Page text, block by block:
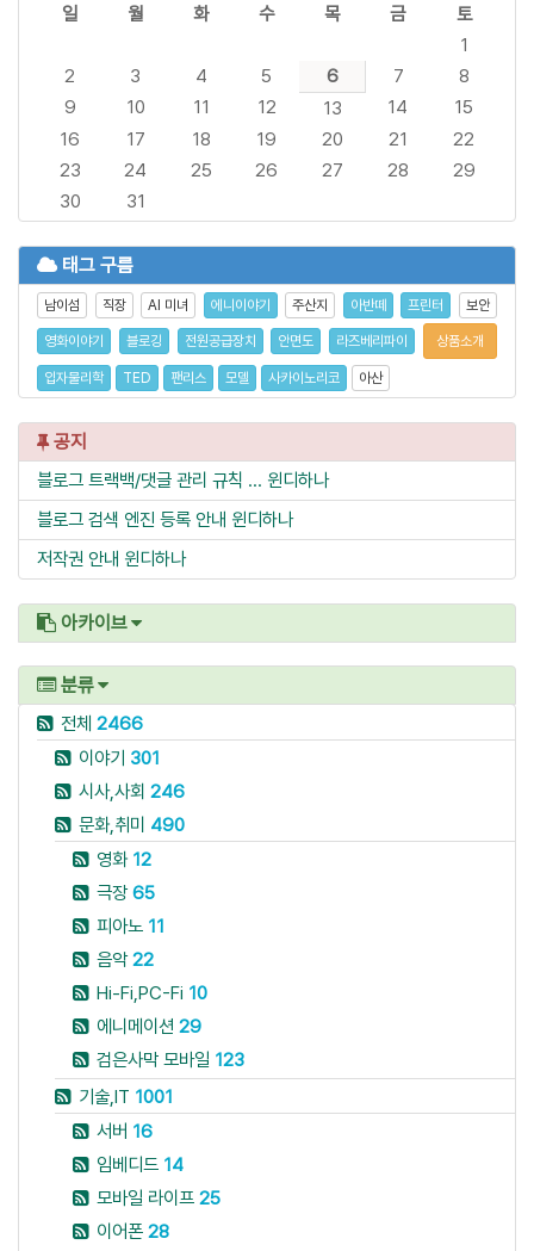
일 월 화 수 목 금
토
1
2
3 4 5 6 7
8
9
10 11 12 13 14
15
16
17 18 19 20 21
22
23
24 25 26 27 28
29
30
31
태그 구름
남이섬 직장 AI 미녀 에니이야기 주산지 아반떼 프린터 보안
영화이야기 블로깅 전원공급장치 안면도 라즈베리파이 상품소개
입자물리학 TED 팬리스 모델 사카이노리코 아산
공지
블로그 트랙백/댓글 관리 규칙 ... 윈디하나
블로그 검색 엔진 등록 안내 윈디하나
저작권 안내 윈디하나
아카이브
분류
전체 2466
이야기 301
시사,사회 246
문화,취미 490
영화 12
극장65
피아노 11
음악22
Hi-Fi,PC-Fi 10
에니메이션 29
검은사막 모바일 123
기술,IT 1001
서버 16
임베디드 14
모바일 라이프 25
이어폰 28